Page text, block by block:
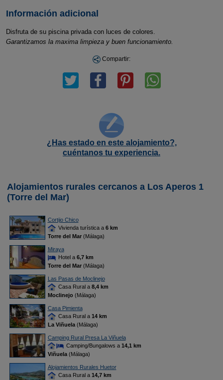
Información adicional
Disfruta de su piscina privada con luces de colores.
Garantizamos la maxima limpieza y buen funcionamiento.
Compartir:
¿Has estado en este alojamiento?,
cuéntanos tu experiencia.
Alojamientos rurales cercanos a Los Aperos 1
(Torre del Mar)
Cortijo Chico
Vivienda turística a 6 km
Torre del Mar(Málaga)
Miraya
Hotel a 6,7 km
Torre del Mar(Málaga)
Las Pasas de Moclinejo
Casa Rural a 8,4 km
Moclinejo(Málaga)
Casa Pimienta
Casa Rural a 14 km
La Viñuela(Málaga)
Camping Rural Presa La Viñuela
Camping/Bungalows a 14,1 km
Viñuela(Málaga)
Alojamientos Rurales Huetor
Casa Rural a 14,7 km